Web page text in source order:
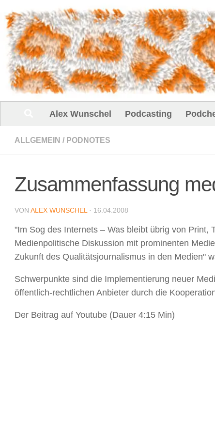
Unter dem Inhalt
Alex Wunschel Podcasting
ALLGEMEIN / PODNOTES
Zusammenfassung
VON ALEX WUNSCHEL · 16.04.2008
"Im Sog des Internets – Was bleibt übrig von Print,
Medienpolitische Diskussion mit prominenten
Zukunft des Qualitätsjournalismus in den Medien"
Schwerpunkte sind die Implementierung neuer
öffentlich-rechtlichen Anbieter durch die
Der Beitrag auf Youtube (Dauer 4:15 Min)